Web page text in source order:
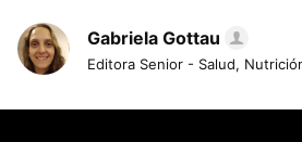
Gabriela Gottau
Editora Senior - Salud,